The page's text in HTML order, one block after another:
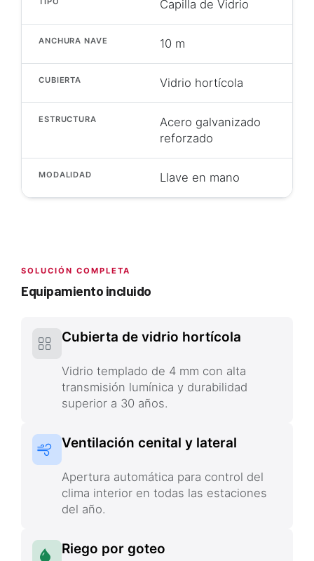
Capilla de Vidrio
ANCHURA NAVE 10 m
CUBIERTA Vidrio hortícola
ESTRUCTURA
Acero galvanizado
reforzado
MODALIDAD Llave en mano
SOLUCIÓN COMPLETA
Equipamiento incluido
Cubierta de vidrio hortícola
Vidrio templado de 4 mm con alta
transmisión lumínica y durabilidad
superior a 30 años.
Ventilación cenital y lateral
Apertura automática para control del
clima interior en todas las estaciones
del año.
Riego por goteo